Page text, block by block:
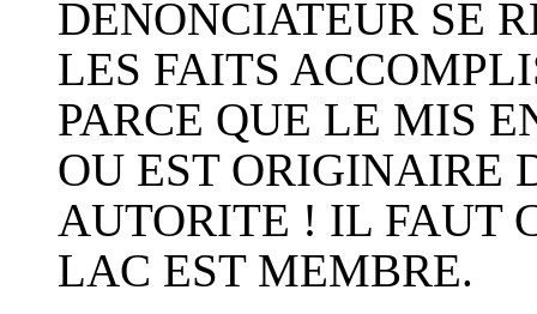
DENONCIATEUR SE
LES FAITS
PARCE QUE LE MIS
OU EST ORIGINAIRE
AUTORITE ! IL FAUT
LAC EST MEMBRE.